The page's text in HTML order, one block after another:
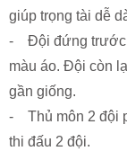
giúp trọng tài dễ
- Đội đứng trước
màu áo. Đội còn
gần giống.
- Thủ môn 2 đội
thi đấu 2 đội.